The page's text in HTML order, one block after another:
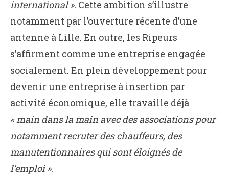
international ». Cette ambition s’illustre
notamment par l’ouverture récente d’une
antenne à Lille. En outre, les Ripeurs
s’affirment comme une entreprise engagée
socialement. En plein développement pour
devenir une entreprise à insertion par
activité économique, elle travaille déjà
« main dans la main avec des associations pour
notamment recruter des chauffeurs, des
manutentionnaires qui sont éloignés de
l’emploi ».